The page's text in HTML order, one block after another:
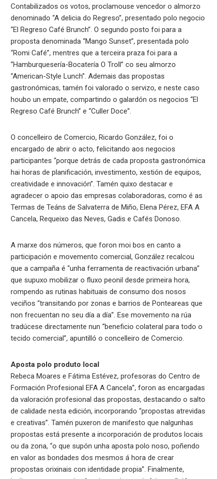
Contabilizados os votos, proclamouse vencedor o almorzo
denominado “A delicia do Regreso”, presentado polo negocio
“El Regreso Café Brunch”. O segundo posto foi para a
proposta denominada “Mango Sunset”, presentada polo
“Romi Café”, mentres que a terceira praza foi para a
“Hamburquesería-Bocatería O Troll” co seu almorzo
“American-Style Lunch”. Ademais das propostas
gastronómicas, tamén foi valorado o servizo, e neste caso
houbo un empate, compartindo o galardón os negocios “El
Regreso Café Brunch” e “Culler Doce”.
O concelleiro de Comercio, Ricardo González, foi o
encargado de abrir o acto, felicitando aos negocios
participantes “porque detrás de cada proposta gastronómica
hai horas de planificación, investimento, xestión de equipos,
creatividade e innovación”. Tamén quixo destacar e
agradecer o apoio das empresas colaboradoras, como é as
Termas de Teáns de Salvaterra de Miño, Elena Pérez, EFA A
Cancela, Requeixo das Neves, Gadis e Cafés Donoso.
A marxe dos números, que foron moi bos en canto a
participación e movemento comercial, González recalcou
que a campaña é “unha ferramenta de reactivación urbana”
que supuxo mobilizar o fluxo peonil desde primeira hora,
rompendo as rutinas habituais de consumo dos nosos
veciños “transitando por zonas e barrios de Ponteareas que
non frecuentan no seu día a día”. Ese movemento na rúa
tradúcese directamente nun “beneficio colateral para todo o
tecido comercial”, apuntilló o concelleiro de Comercio.
Aposta polo produto local
Rebeca Moares e Fátima Estévez, profesoras do Centro de
Formación Profesional EFA A Cancela”, foron as encargadas
da valoración profesional das propostas, destacando o salto
de calidade nesta edición, incorporando “propostas atrevidas
e creativas”. Tamén puxeron de manifesto que nalgunhas
propostas está presente a incorporación de produtos locais
ou da zona, “o que supón unha aposta polo noso, poñendo
en valor as bondades dos mesmos á hora de crear
propostas orixinais con identidade propia”. Finalmente,